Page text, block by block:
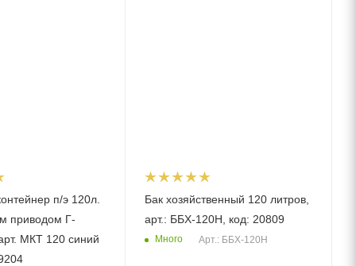
п/э 120л.
приводом Г-
МКТ 120 синий
Бак хозяйственный 120 литров,
арт.: ББХ-120Н, код: 20809
Много Арт.: ББХ-120Н